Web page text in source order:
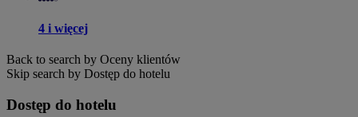
4 i więcej
Back to search by Oceny klientów
Skip search by Dostęp do hotelu
Dostęp do hotelu